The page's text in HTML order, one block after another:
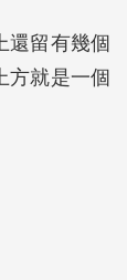
還留有幾個
方就是一個